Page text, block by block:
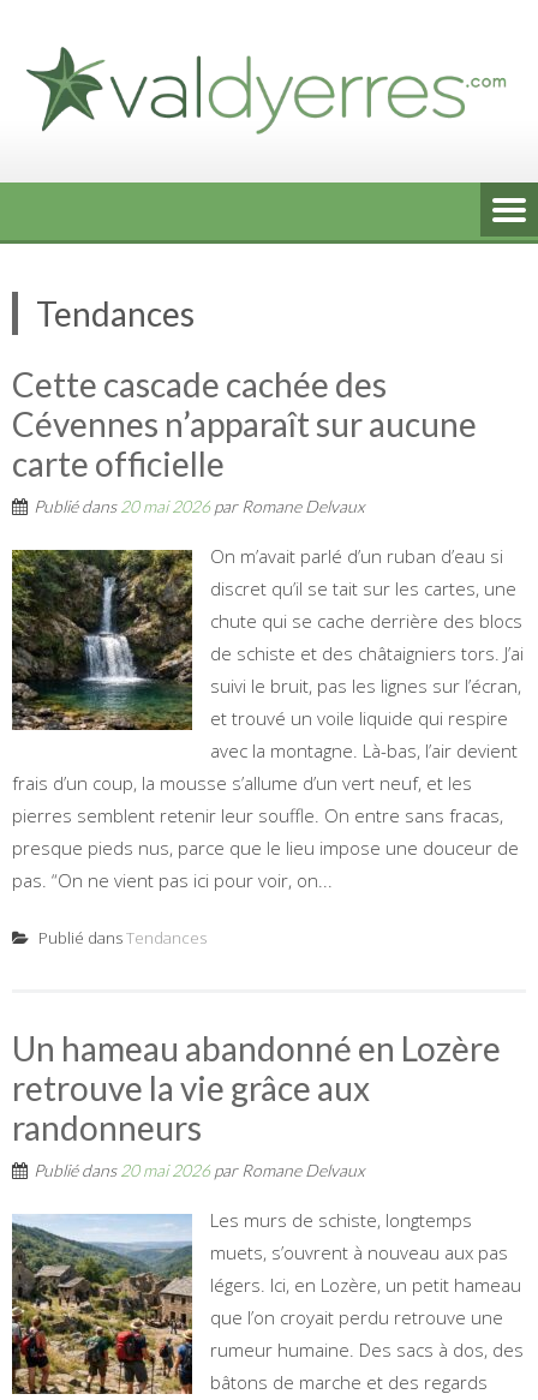
content
Tendances
Cette cascade cachée des
Cévennes n’apparaît sur aucune
carte officielle
Publié dans 20 mai 2026 par Romane Delvaux
On m’avait parlé d’un ruban d’eau si
discret qu’il se tait sur les cartes, une
chute qui se cache derrière des blocs
de schiste et des châtaigniers tors. J’ai
suivi le bruit, pas les lignes sur l’écran,
et trouvé un voile liquide qui respire
avec la montagne. Là-bas, l’air devient
frais d’un coup, la mousse s’allume d’un vert neuf, et les
pierres semblent retenir leur souffle. On entre sans fracas,
presque pieds nus, parce que le lieu impose une douceur de
pas. “On ne vient pas ici pour voir, on...
Publié dansTendances
Un hameau abandonné en Lozère
retrouve la vie grâce aux
randonneurs
Publié dans 20 mai 2026 par Romane Delvaux
Les murs de schiste, longtemps
muets, s’ouvrent à nouveau aux pas
légers. Ici, en Lozère, un petit hameau
que l’on croyait perdu retrouve une
rumeur humaine. Des sacs à dos, des
bâtons de marche et des regards